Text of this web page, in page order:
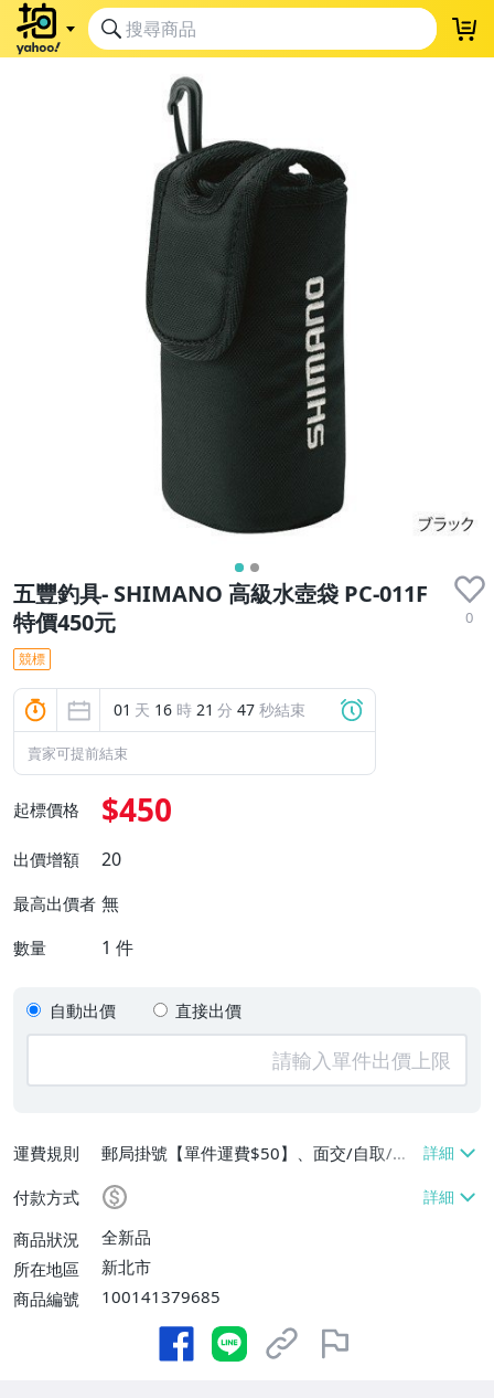
五豐釣具- SHIMANO 高級水壺袋 PC-011F
特價450元
0
競標
01 天 16 時 21 分 47 秒結束
賣家可提前結束
起標價格 $450
出價增額 20
最高出價者 無
數量 1 件
自動出價 直接出價
運費規則
郵局掛號【單件運費$50】、面交/自取/不
寄送【免運費】
付款方式
商品狀況
全新品
所在地區
新北市
商品編號
100141379685